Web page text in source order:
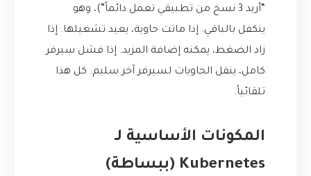
“أريد 3 نسخ من تطبيقي تعمل دائماً”)، وهو
يتكفل بالباقي. إذا ماتت حاوية، يعيد تشغيلها. إذا
زاد الضغط، يمكنه إضافة المزيد. إذا فشل سيرفر
كامل، ينقل الحاويات لسيرفر آخر سليم. كل هذا
تلقائياً.
المكونات الأساسية لـ
Kubernetes (ببساطة)